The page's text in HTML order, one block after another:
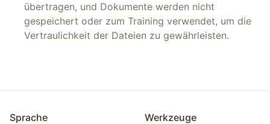
übertragen, und Dokumente werden nicht
gespeichert oder zum Training verwendet, um die
Vertraulichkeit der Dateien zu gewährleisten.
Sprache Werkzeuge